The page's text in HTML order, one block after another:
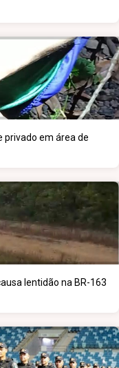
privado em área de
lentidão na BR-163